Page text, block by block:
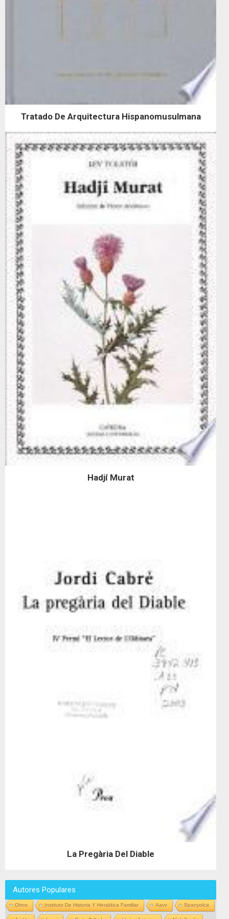
Tratado De Arquitectura Hispanomusulmana
Hadjí Murat
La Pregària Del Diable
Autores Populares
Otros Instituto De Historia Y Heraldica Familiar Aavv Spanyolca